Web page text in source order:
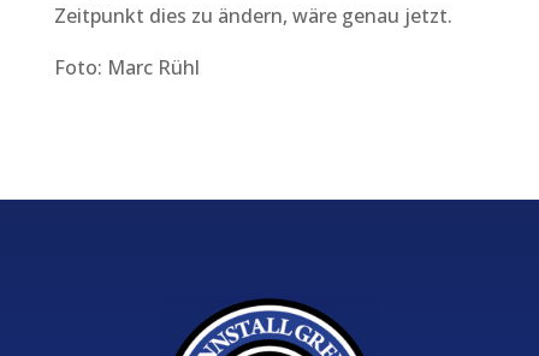
Zeitpunkt dies zu ändern, wäre genau jetzt.
Foto: Marc Rühl